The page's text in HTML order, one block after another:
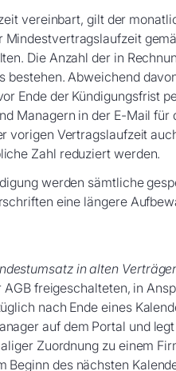
vereinbart, gilt der
Die Anzahl der in
Abweichend
Ende der Kündigungsfrist
Managern in der E-Mail
vorigen Vertragslaufzeit
Zahl reduziert werden.
werden sämtliche
eine längere
in alten
AGB freigeschalteten, in
nach Ende eines
auf dem Portal und
Zuordnung zu einem
Beginn des nächsten